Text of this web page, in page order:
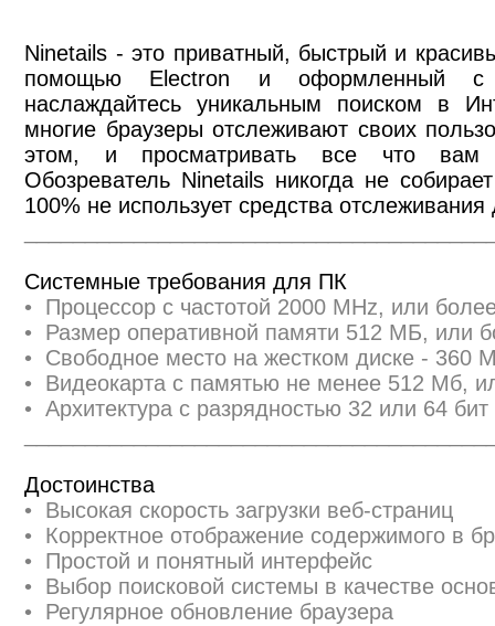
Ninetails - это приватный, быстрый и
помощью Electron и оформленный с
наслаждайтесь уникальным поиском в
многие браузеры отслеживают своих
этом, и просматривать все что вам
Обозреватель Ninetails никогда не
100% не использует средства
Системные требования для ПК
• Процессор с частотой 2000 MHz, или
• Размер оперативной памяти 512 МБ, или
• Свободное место на жестком диске - 360
• Видеокарта с памятью не менее 512 Мб,
• Архитектура с разрядностью 32 или 64
Достоинства
• Высокая скорость загрузки веб-страниц
• Корректное отображение содержимого в
• Простой и понятный интерфейс
• Выбор поисковой системы в качестве
• Регулярное обновление браузера